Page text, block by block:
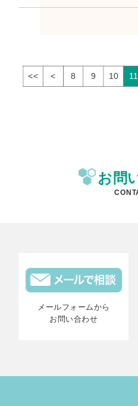
<< < 8 9 10 11
お問
メールフォームから
お問い合わせ